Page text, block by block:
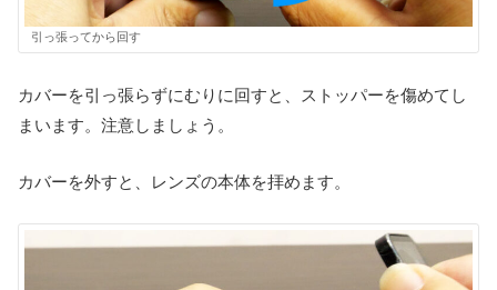
引っ張ってから回す
カバーを引っ張らずにむりに回すと、ストッパーを傷めてし
まいます。注意しましょう。
カバーを外すと、レンズの本体を拝めます。